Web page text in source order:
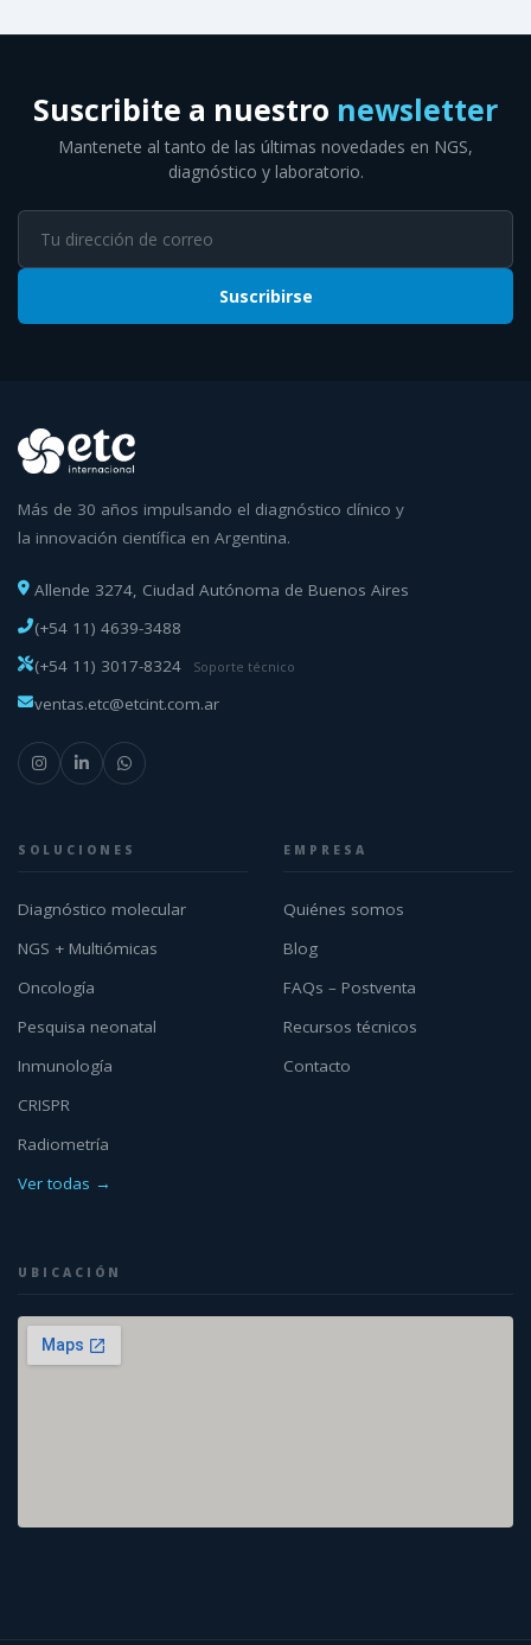
Suscribite a nuestro newsletter
Mantenete al tanto de las últimas novedades en NGS,
diagnóstico y laboratorio.
Suscribirse
Más de 30 años impulsando el diagnóstico clínico y
la innovación científica en Argentina.
Allende 3274, Ciudad Autónoma de Buenos Aires
(+54 11) 4639-3488
(+54 11) 3017-8324
Soporte técnico
ventas.etc@etcint.com.ar
SOLUCIONES
Diagnóstico molecular
NGS + Multiómicas
Oncología
Pesquisa neonatal
Inmunología
CRISPR
Radiometría
Ver todas →
EMPRESA
Quiénes somos
Blog
FAQs – Postventa
Recursos técnicos
Contacto
UBICACIÓN